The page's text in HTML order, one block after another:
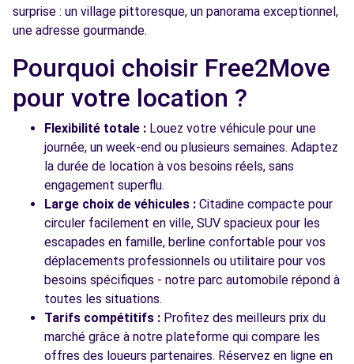
surprise : un village pittoresque, un panorama exceptionnel,
une adresse gourmande.
Pourquoi choisir Free2Move
pour votre location ?
Flexibilité totale : Louez votre véhicule pour une
journée, un week-end ou plusieurs semaines. Adaptez
la durée de location à vos besoins réels, sans
engagement superflu.
Large choix de véhicules : Citadine compacte pour
circuler facilement en ville, SUV spacieux pour les
escapades en famille, berline confortable pour vos
déplacements professionnels ou utilitaire pour vos
besoins spécifiques - notre parc automobile répond à
toutes les situations.
Tarifs compétitifs : Profitez des meilleurs prix du
marché grâce à notre plateforme qui compare les
offres des loueurs partenaires. Réservez en ligne en